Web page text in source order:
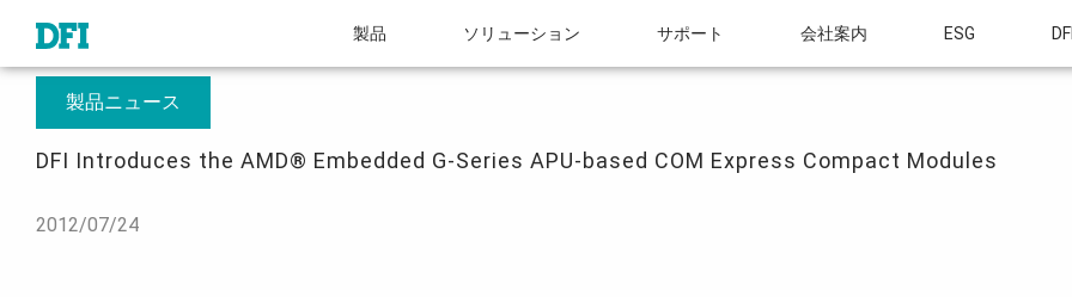
製品 ソリューション サポート 会社案内 ESG
概要 プレスルーム DFI Introduces the AMD® Embedded G-Series APU-based COM Express Compact Modules
製品ニュース
DFI Introduces the AMD® Embedded G-Series APU-based COM Express Compact Modules
2012/07/24